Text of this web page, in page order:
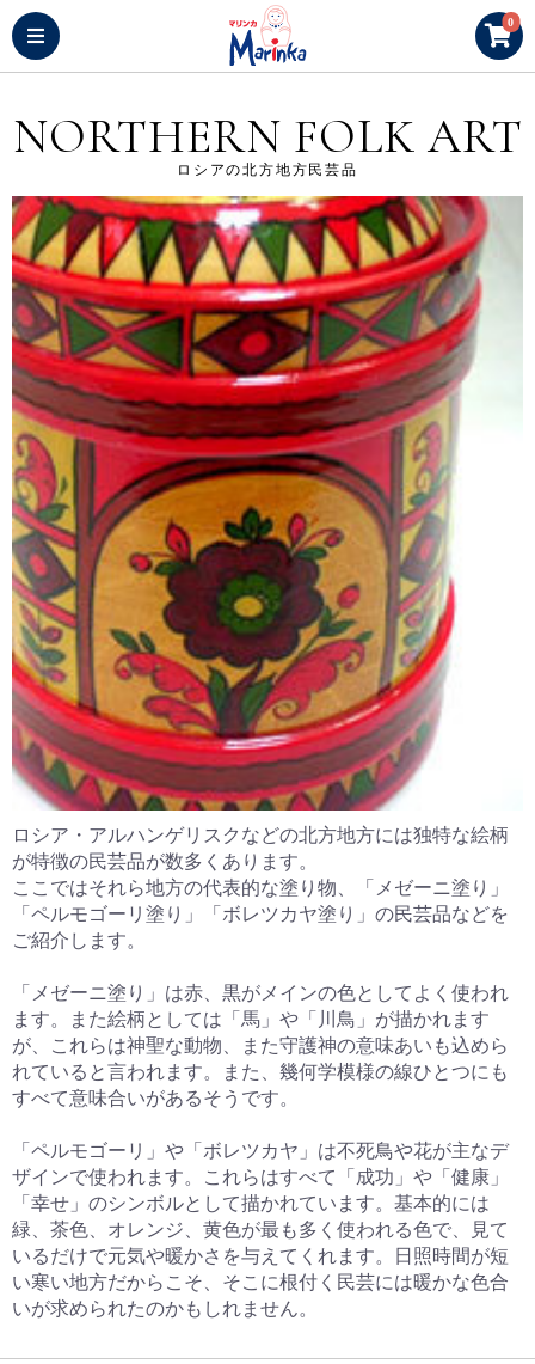
0
NORTHERN FOLK ART
ロシアの北方地方民芸品
ロシア・アルハンゲリスクなどの北方地方には独特な絵柄
が特徴の民芸品が数多くあります。
ここではそれら地方の代表的な塗り物、「メゼーニ塗り」
「ペルモゴーリ塗り」「ボレツカヤ塗り」の民芸品などを
ご紹介します。
「メゼーニ塗り」は赤、黒がメインの色としてよく使われ
ます。また絵柄としては「馬」や「川鳥」が描かれます
が、これらは神聖な動物、また守護神の意味あいも込めら
れていると言われます。また、幾何学模様の線ひとつにも
すべて意味合いがあるそうです。
「ペルモゴーリ」や「ボレツカヤ」は不死鳥や花が主なデ
ザインで使われます。これらはすべて「成功」や「健康」
「幸せ」のシンボルとして描かれています。基本的には
緑、茶色、オレンジ、黄色が最も多く使われる色で、見て
いるだけで元気や暖かさを与えてくれます。日照時間が短
い寒い地方だからこそ、そこに根付く民芸には暖かな色合
いが求められたのかもしれません。